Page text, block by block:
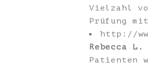
Vielzahl
Prüfung
http://
Rebecca L.
Patienten